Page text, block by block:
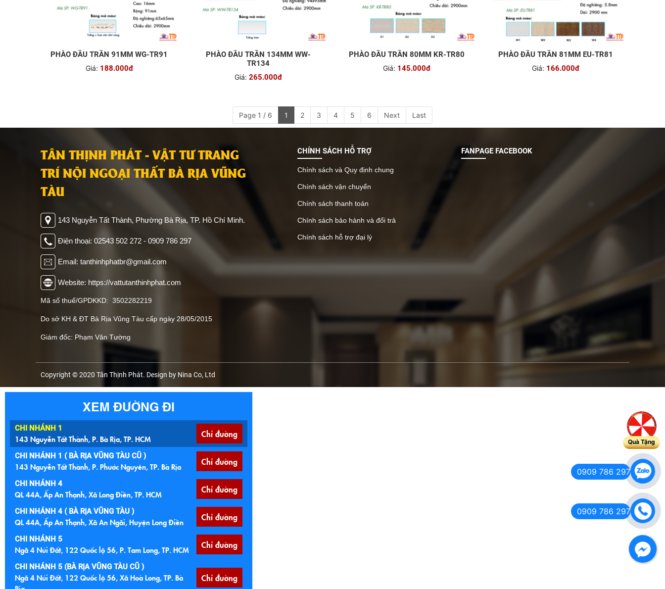
PHÀO ĐẦU TRẦN 91MM WG-TR91
Giá: 188.000đ
PHÀO ĐẦU TRẦN 134MM WW-
TR134
Giá: 265.000đ
PHÀO ĐẦU TRẦN 80MM KR-TR80
Giá: 145.000đ
PHÀO ĐẦU TRẦN 81MM EU-TR81
Giá: 166.000đ
Page 1 / 6 1 2 3 4 5 6 Next Last
TÂN THỊNH PHÁT - VẬT TƯ TRANG
TRÍ NỘI NGOẠI THẤT BÀ RỊA VŨNG
TÀU
143 Nguyễn Tất Thành, Phường Bà Rịa, TP. Hồ Chí Minh.
Điện thoại: 02543 502 272 - 0909 786 297
Email: tanthinhphatbr@gmail.com
Website: https://vattutanthinhphat.com
Mã số thuế/GPDKKD: 3502282219
Do sở KH & ĐT Bà Rịa Vũng Tàu cấp ngày 28/05/2015
Giám đốc: Phạm Văn Tường
CHÍNH SÁCH HỖ TRỢ
Chính sách và Quy định chung
Chính sách vận chuyển
Chính sách thanh toán
Chính sách bảo hành và đổi trả
Chính sách hỗ trợ đại lý
FANPAGE FACEBOOK
Copyright © 2020 Tân Thịnh Phát. Design by Nina Co, Ltd
XEM ĐƯỜNG ĐI
CHI NHÁNH 1
143 Nguyễn Tất Thành, P. Bà Rịa, TP. HCM Chỉ đường
CHI NHÁNH 1 ( BÀ RỊA VŨNG TÀU CŨ )
143 Nguyễn Tất Thành, P. Phước Nguyên, TP. Bà Rịa Chỉ đường
CHI NHÁNH 4
QL 44A, Ấp An Thạnh, Xã Long Điền, TP. HCM Chỉ đường
CHI NHÁNH 4 ( BÀ RỊA VŨNG TÀU )
QL 44A, Ấp An Thạnh, Xã An Ngãi, Huyện Long Điền Chỉ đường
CHI NHÁNH 5
Ngã 4 Núi Đất, 122 Quốc lộ 56, P. Tam Long, TP. HCM Chỉ đường
CHI NHÁNH 5 (BÀ RỊA VŨNG TÀU CŨ )
Ngã 4 Núi Đất, 122 Quốc lộ 56, Xã Hoà Long, TP. Bà
Chỉ đường
Quà Tặng
0909 786 297
0909 786 297